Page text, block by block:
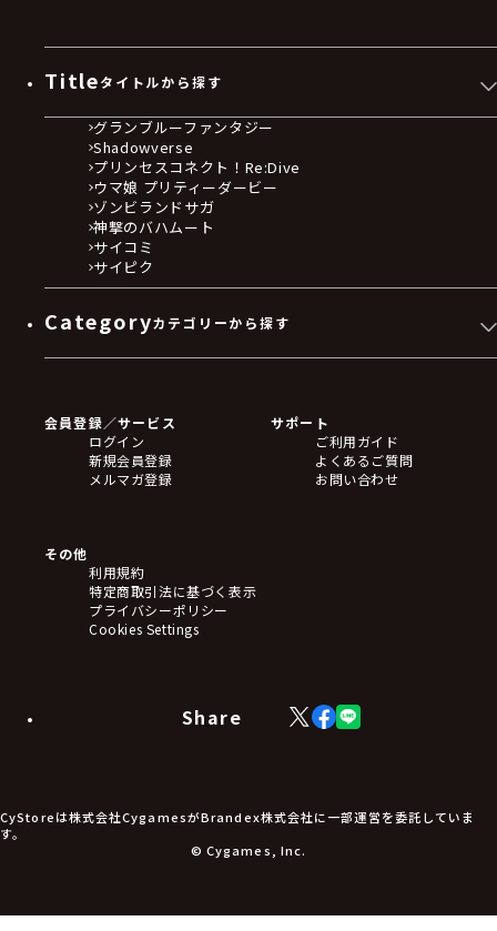
Titleタイトルから探す
グランブルーファンタジー
Shadowverse
プリンセスコネクト！Re:Dive
ウマ娘 プリティーダービー
ゾンビランドサガ
神撃のバハムート
サイコミ
サイピク
Categoryカテゴリーから探す
フィギュア
アクリルスタンド
バッジ
キーホルダー・ストラップ
ステッカー・シール・カード
タペストリー・ポスター
アームサポーター
ブレードホルダー
食品・飲料品
アパレル小物
アクセサリー
会員登録／サービス
ログイン
新規会員登録
メルマガ登録
サポート
ご利用ガイド
よくあるご質問
お問い合わせ
その他
利用規約
特定商取引法に基づく表示
プライバシーポリシー
Cookies Settings
Share
X
(Twitter)
Facebook
LINE
CyStoreは株式会社CygamesがBrandex株式会社に一部運営を委託していま
す。
© Cygames, Inc.